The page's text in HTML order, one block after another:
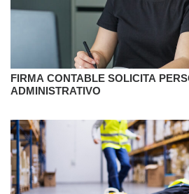
FIRMA CONTABLE SOLICITA
ADMINISTRATIVO